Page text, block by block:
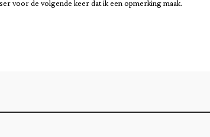
voor de volgende keer dat ik een opmerking maak.